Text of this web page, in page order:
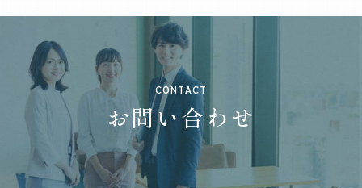
CONTACT
お問い合わせ